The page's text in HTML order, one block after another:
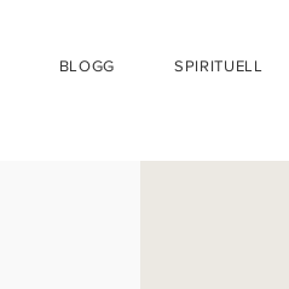
BLOGG SPIRITUELL